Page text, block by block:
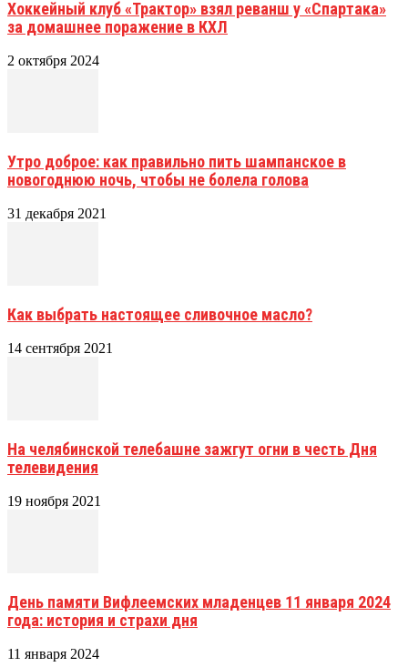
Хоккейный клуб «Трактор» взял реванш у «Спартака»
за домашнее поражение в КХЛ
2 октября 2024
Утро доброе: как правильно пить шампанское в
новогоднюю ночь, чтобы не болела голова
31 декабря 2021
Как выбрать настоящее сливочное масло?
14 сентября 2021
На челябинской телебашне зажгут огни в честь Дня
телевидения
19 ноября 2021
День памяти Вифлеемских младенцев 11 января 2024
года: история и страхи дня
11 января 2024